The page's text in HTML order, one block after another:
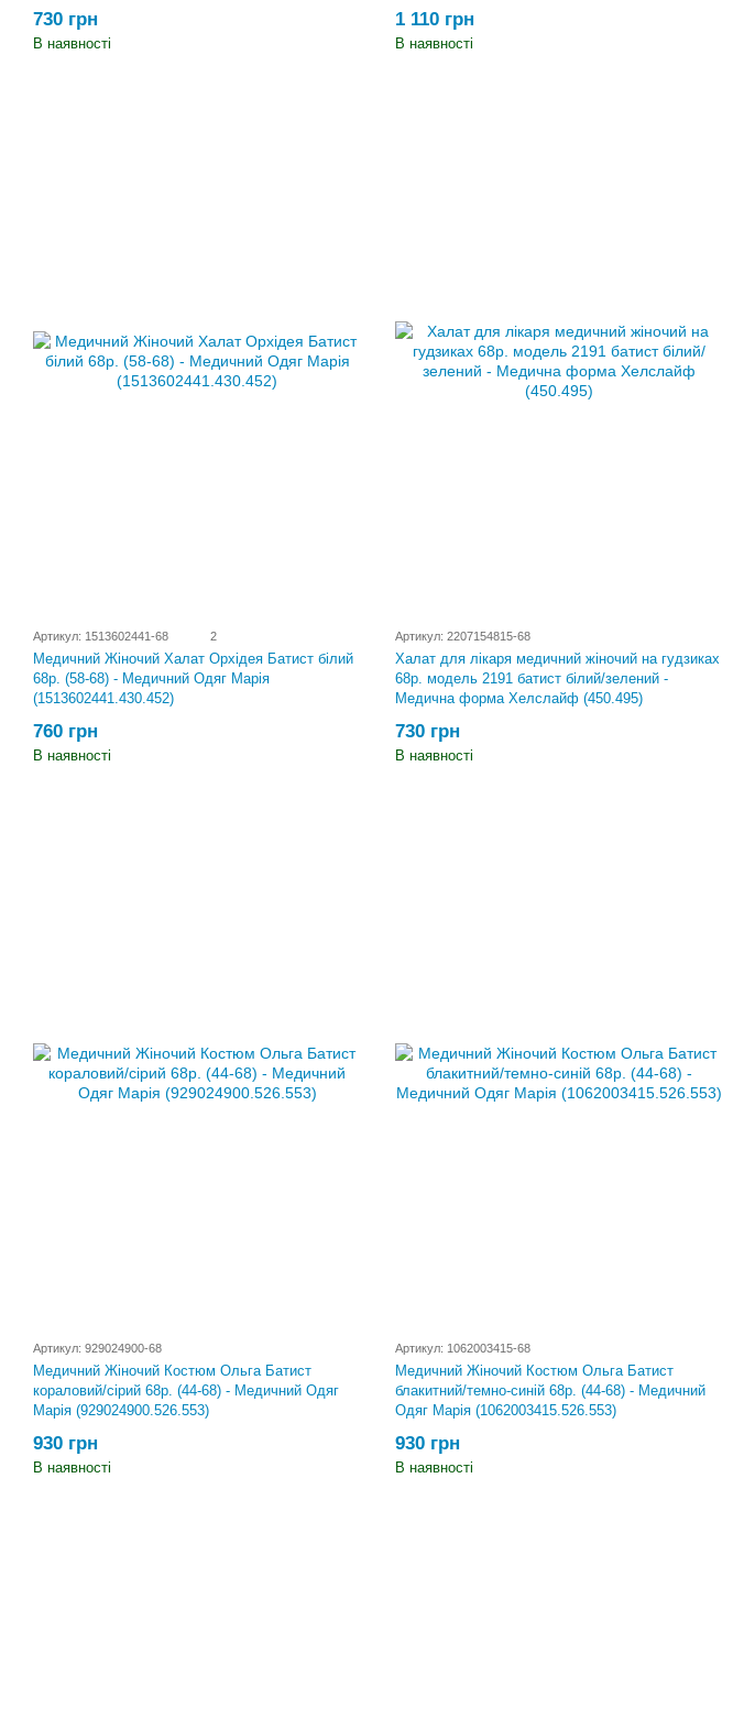
730 грн
В наявності
1 110 грн
В наявності
Артикул: 1513602441-68 2
Медичний Жіночий Халат Орхідея Батист білий
68р. (58-68) - Медичний Одяг Марія
(1513602441.430.452)
760 грн
В наявності
Артикул: 2207154815-68
Халат для лікаря медичний жіночий на гудзиках
68р. модель 2191 батист білий/зелений -
Медична форма Хелслайф (450.495)
730 грн
В наявності
Артикул: 929024900-68
Медичний Жіночий Костюм Ольга Батист
кораловий/сірий 68р. (44-68) - Медичний Одяг
Марія (929024900.526.553)
930 грн
В наявності
Артикул: 1062003415-68
Медичний Жіночий Костюм Ольга Батист
блакитний/темно-синій 68р. (44-68) - Медичний
Одяг Марія (1062003415.526.553)
930 грн
В наявності